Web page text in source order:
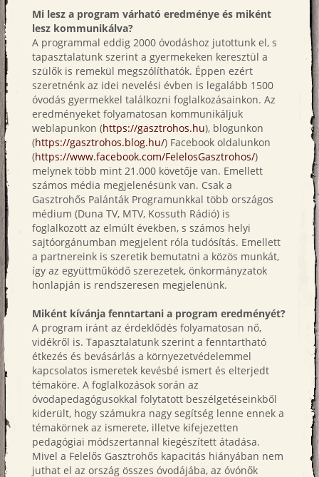
Mi lesz a program várható eredménye és miként
lesz kommunikálva?
A programmal eddig 2000 óvodáshoz jutottunk el, s
tapasztalatunk szerint a gyermekeken keresztül a
szülők is remekül megszólíthatók. Éppen ezért
szeretnénk az idei nevelési évben is legalább 1500
óvodás gyermekkel találkozni foglalkozásainkon. Az
eredményeket folyamatosan kommunikáljuk
weblapunkon (https://gasztrohos.hu), blogunkon
(https://gasztrohos.blog.hu/) Facebook oldalunkon
(https://www.facebook.com/FelelosGasztrohos/)
melynek több mint 21.000 követője van. Emellett
számos média megjelenésünk van. Csak a
Gasztrohős Palánták Programunkkal több országos
médium (Duna TV, MTV, Kossuth Rádió) is
foglalkozott az elmúlt években, s számos helyi
sajtóorgánumban megjelent róla tudósítás. Emellett
a partnereink is szeretik bemutatni a közös munkát,
így az együttműködő szerezetek, önkormányzatok
honlapján is rendszeresen megjelenünk.
Miként kívánja fenntartani a program eredményét?
A program iránt az érdeklődés folyamatosan nő,
vidékről is. Tapasztalatunk szerint a fenntartható
étkezés és bevásárlás a környezetvédelemmel
kapcsolatos ismeretek kevésbé ismert és elterjedt
témaköre. A foglalkozások során az
óvodapedagógusokkal folytatott beszélgetéseinkből
kiderült, hogy számukra nagy segítség lenne ennek a
témakörnek az ismerete, illetve kifejezetten
pedagógiai módszertannal kiegészített átadása.
Mivel a Felelős Gasztrohős kapacitás hiányában nem
juthat el az ország összes óvodájába, az óvónők